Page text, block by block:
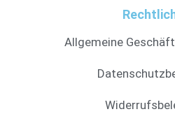
Allgemeine